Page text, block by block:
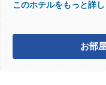
このホテルをもっと詳し
お部